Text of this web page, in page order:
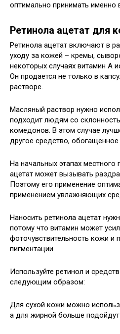
оптимально принимать именно
Ретинола ацетат для
Ретинола ацетат включают в
уходу за кожей – кремы,
некоторых случаях витамин А
Он продается не только в
растворе.
Масляный раствор нужно
подходит людям со
комедонов. В этом случае
другое средство,
На начальных этапах местного
ацетат может вызывать
Поэтому его применение
применением увлажняющих
Наносить ретинола ацетат
потому что витамин может
фоточувствительность кожи и
пигментации.
Используйте ретинол и
следующим образом:
Для сухой кожи можно
а для жирной больше